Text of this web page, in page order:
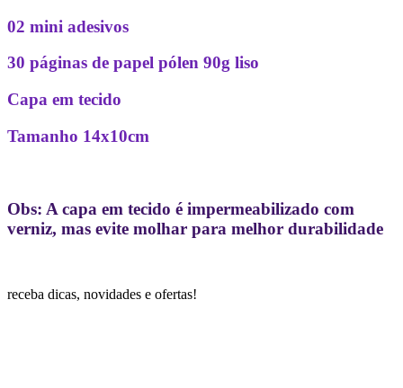
02 mini adesivos
30 páginas de papel pólen 90g liso
Capa em tecido
Tamanho 14x10cm
Obs: A capa em tecido é impermeabilizado com
verniz, mas evite molhar para melhor durabilidade
receba dicas, novidades e ofertas!